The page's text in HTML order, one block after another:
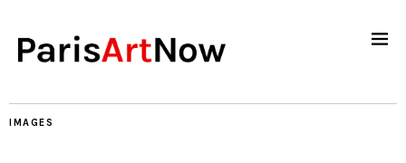
IMAGES